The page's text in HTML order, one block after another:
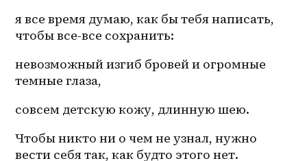
я все время думаю, как бы тебя написать,
чтобы все-все сохранить:
невозможный изгиб бровей и огромные
темные глаза,
совсем детскую кожу, длинную шею.
Чтобы никто ни о чем не узнал, нужно
вести себя так, как будто этого нет.